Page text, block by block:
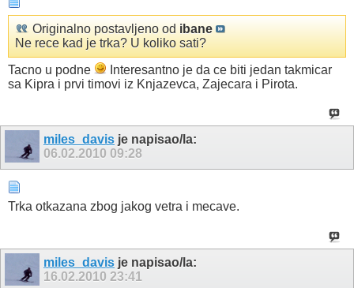
Originalno postavljeno od ibane
Ne rece kad je trka? U koliko sati?
Tacno u podne
Interesantno je da ce biti jedan takmicar
sa Kipra i prvi timovi iz Knjazevca, Zajecara i Pirota.
miles_davis je napisao/la:
06.02.2010 09:28
Trka otkazana zbog jakog vetra i mecave.
miles_davis je napisao/la:
16.02.2010 23:41